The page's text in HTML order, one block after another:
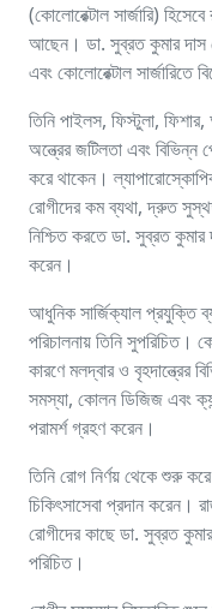
(কোলোরেক্টাল সার্জারি)
আছেন। ডা. সুব্রত কুমার দাস
এবং কোলোরেক্টাল সার্জারিতে
তিনি পাইলস, ফিস্টুলা, ফিশার,
অন্ত্রের জটিলতা এবং বিভিন্ন
করে থাকেন। ল্যাপারোস্কোপিক
রোগীদের কম ব্যথা, দ্রুত
নিশ্চিত করতে ডা. সুব্রত
করেন।
আধুনিক সার্জিক্যাল প্রযুক্তি
পরিচালনায় তিনি সুপরিচিত।
কারণে মলদ্বার ও বৃহদান্ত্রের
সমস্যা, কোলন ডিজিজ এবং
পরামর্শ গ্রহণ করেন।
তিনি রোগ নির্ণয় থেকে শুরু
চিকিৎসাসেবা প্রদান করেন।
রোগীদের কাছে ডা. সুব্রত
পরিচিত।